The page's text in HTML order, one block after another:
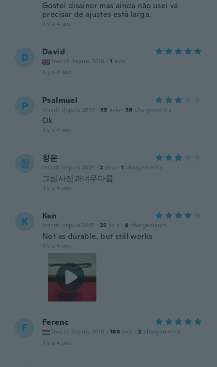
Gostei disainer mas ainda não usei vá
precisar de ajustes está larga.
il y a 4 ans
D David
Inscrit depuis 2018 · 1 avis
il y a 4 ans
P Psalmuel
Inscrit depuis 2019 · 39 avis · 36 chargements
Ok
il y a 4 ans
창 창운
Inscrit depuis 2021 · 2 avis · 1 chargements
그림사진과너무다름
il y a 4 ans
K Ken
Inscrit depuis 2017 · 25 avis · 8 chargements
Not as durable, but still works
il y a 4 ans
F Ferenc
Inscrit depuis 2019 · 180 avis · 2 chargements
il y a 4 ans